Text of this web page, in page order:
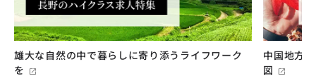
雄大な自然の中で暮らしに寄り添うライフワーク
を
中国地方
図